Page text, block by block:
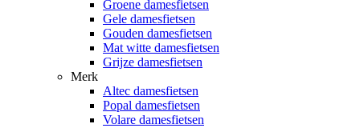
Groene damesfietsen
Gele damesfietsen
Gouden damesfietsen
Mat witte damesfietsen
Grijze damesfietsen
Merk
Altec damesfietsen
Popal damesfietsen
Volare damesfietsen